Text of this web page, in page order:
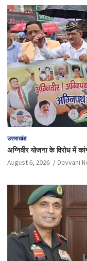
उत्तराखंड
अग्निवीर योजना के विरोध में
August 6, 2026 Devvani